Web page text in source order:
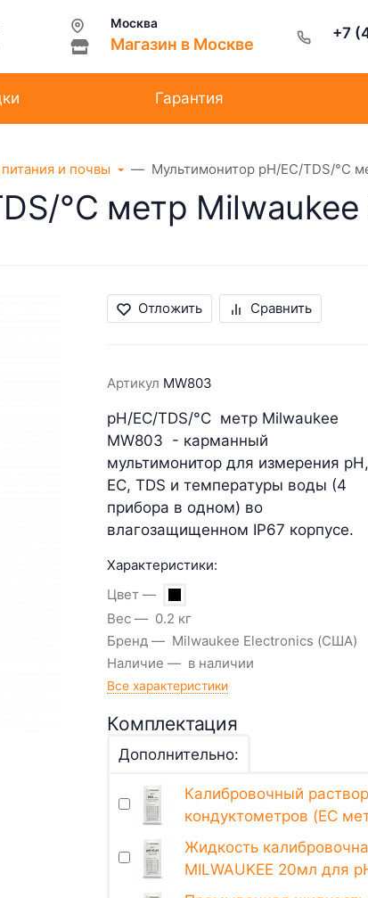
Москва
Магазин в Москве
+7
Гарантия
и почвы Мультимонитор pH/EC/TDS/°С
°С метр
Отложить Сравнить
Артикул MW803
pH/EC/TDS/°С метр Milwaukee
MW803 - карманный
мультимонитор для измерения pH,
EC, TDS и температуры воды (4
прибора в одном) во
влагозащищенном IP67 корпусе.
Характеристики:
Цвет
Вес
0.2 кг
Бренд
Milwaukee Electronics (США)
Наличие
в наличии
Все характеристики
Комплектация
Дополнительно:
Калибровочный
кондуктометров (EC
Жидкость
MILWAUKEE 20мл для